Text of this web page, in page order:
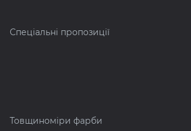
Спеціальні пропозиції
Товщиноміри фарби